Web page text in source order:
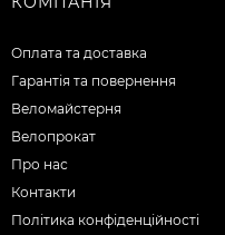
Оплата та доставка
Гарантія та повернення
Веломайстерня
Велопрокат
Про нас
Контакти
Політика конфіденційності